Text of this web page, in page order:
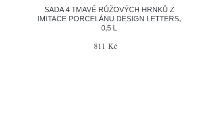
SADA 4 TMAVĚ RŮŽOVÝCH HRNKŮ Z
IMITACE PORCELÁNU DESIGN LETTERS,
0,5 L
811 Kč